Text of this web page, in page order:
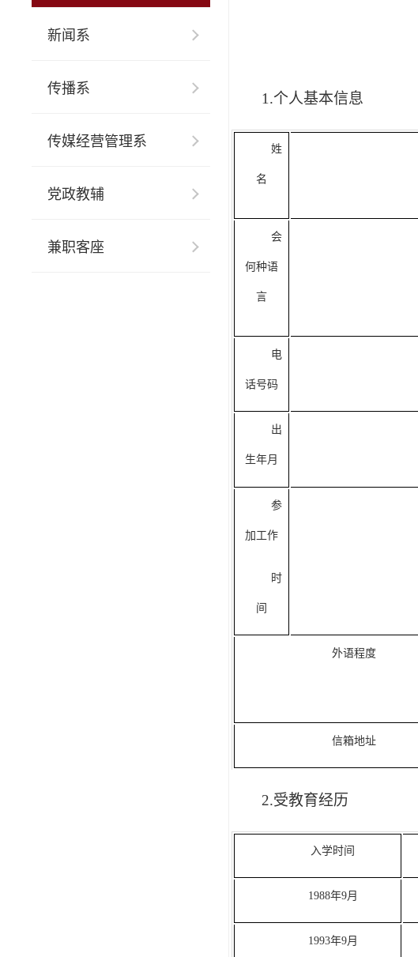
新闻系
传播系
传媒经营管理系
党政教辅
兼职客座
1 .个人基本信息
姓
名
会
何种语
言
电
话号码
出
生年月
参
加工作
时
间
外语程度
信箱地址
2.受教育经历
入学时间
1988年9月
1993年9月